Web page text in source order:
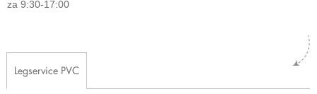
za 9:30-17:00
Legservice PVC